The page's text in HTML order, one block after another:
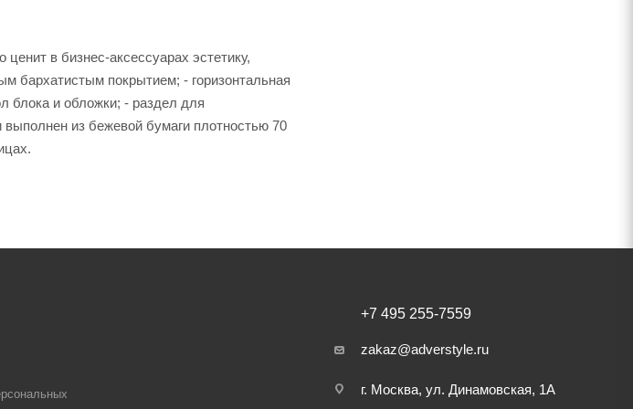
в бизнес-аксессуарах эстетику,
бархатистым покрытием; - горизонтальная
блока и обложки; - раздел для
из бежевой бумаги плотностью 70
+7 495 255-7559
zakaz@adverstyle.ru
г. Москва, ул. Динамовская, 1А